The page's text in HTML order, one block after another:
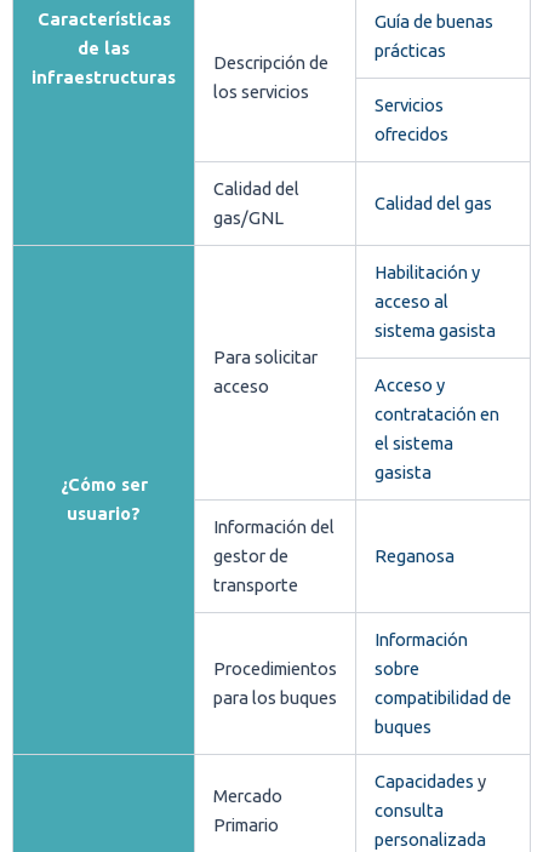
Características
de las
infraestructuras
Descripción de
los servicios
Guía de buenas
prácticas
Servicios
ofrecidos
Calidad del
gas/GNL
Calidad del gas
¿Cómo ser
usuario?
Para solicitar
acceso
Habilitación y
acceso al
sistema gasista
Acceso y
contratación en
el sistema
gasista
Información del
gestor de
transporte
Reganosa
Procedimientos
para los buques
Información
sobre
compatibilidad de
buques
Mercado
Primario
Capacidades y
consulta
personalizada